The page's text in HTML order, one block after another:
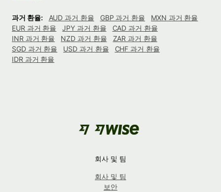
과거 환율: AUD 과거 환율 GBP 과거 환율
MXN 과거 환율
EUR 과거 환율
JPY 과거 환율
CAD 과거 환율
INR 과거 환율
NZD 과거 환율
ZAR 과거 환율
SGD 과거 환율
USD 과거 환율
CHF 과거 환율
IDR 과거 환율
회사 및 팀
회사 및 팀
보안